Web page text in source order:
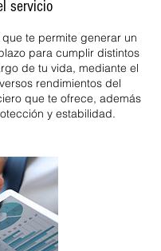
servicio
te permite generar un
para cumplir distintos
de tu vida, mediante el
rendimientos del
que te ofrece, además
y estabilidad.